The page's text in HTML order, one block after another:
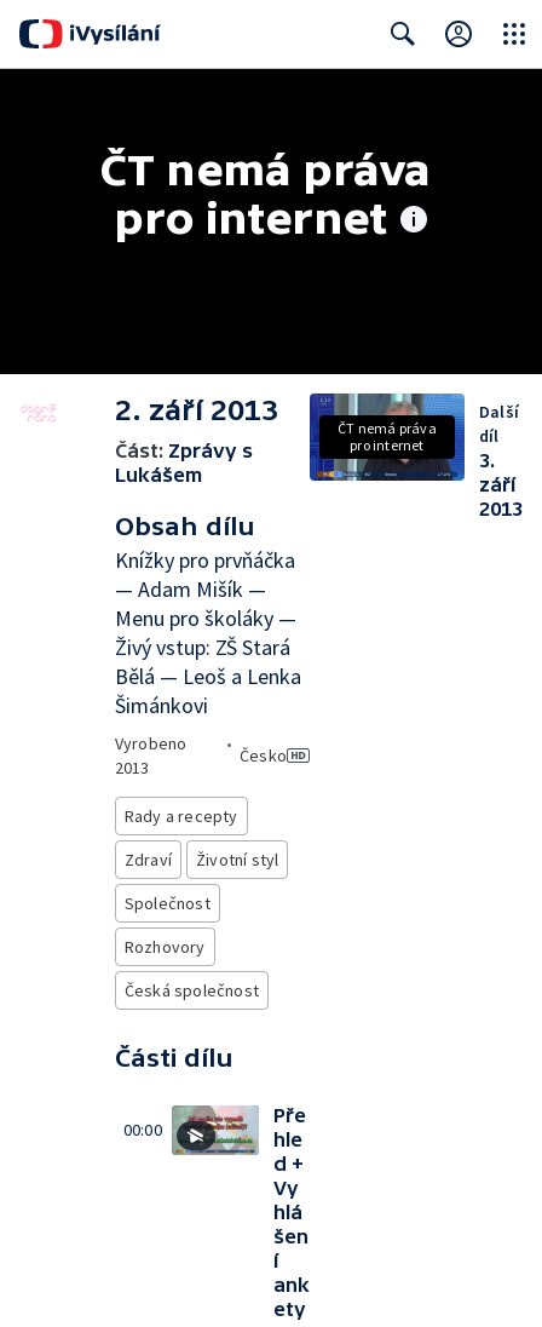
ČT nemá práva
pro internet
2. září 2013
Část: Zprávy s
Lukášem
Obsah dílu
Knížky pro prvňáčka
— Adam Mišík —
Menu pro školáky —
Živý vstup: ZŠ Stará
Bělá — Leoš a Lenka
Šimánkovi
Vyrobeno
2013
•
Česko
Rady a recepty
Zdraví
Životní styl
Společnost
Rozhovory
Česká společnost
Části dílu
00:00
Pře
hle
d +
Vy
hlá
šen
í
ank
ety
ČT nemá práva
pro internet
Další
díl
3.
září
2013